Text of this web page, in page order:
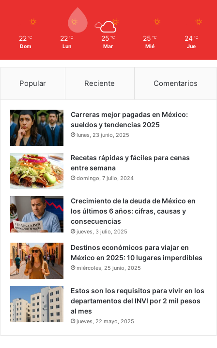
22 ℃
Dom
22 ℃
Lun
25 ℃
Mar
25 ℃
Mié
24 ℃
Jue
Popular Reciente Comentarios
Carreras mejor pagadas en México:
sueldos y tendencias 2025
lunes, 23 junio, 2025
Recetas rápidas y fáciles para cenas
entre semana
domingo, 7 julio, 2024
Crecimiento de la deuda de México en
los últimos 6 años: cifras, causas y
consecuencias
jueves, 3 julio, 2025
Destinos económicos para viajar en
México en 2025: 10 lugares imperdibles
miércoles, 25 junio, 2025
Estos son los requisitos para vivir en los
departamentos del INVI por 2 mil pesos
al mes
jueves, 22 mayo, 2025